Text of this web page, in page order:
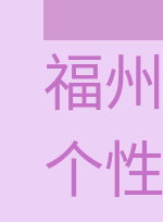
福
个